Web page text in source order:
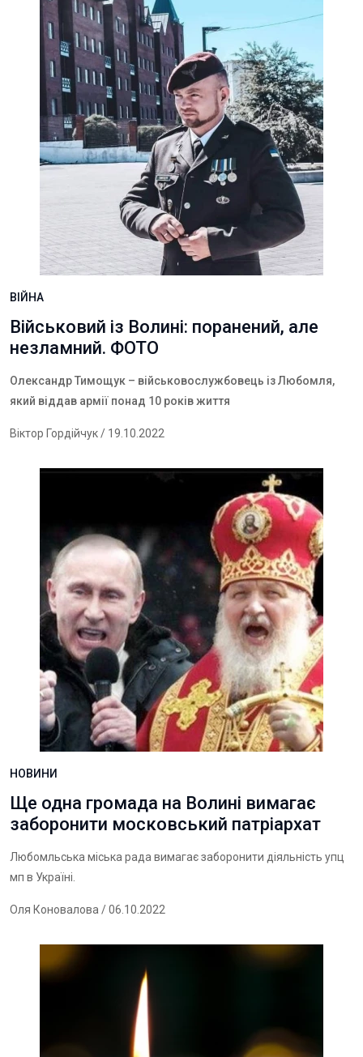
ВІЙНА
Військовий із Волині: поранений, але
незламний. ФОТО
Олександр Тимощук – військовослужбовець із Любомля,
який віддав армії понад 10 років життя
Віктор Гордійчук/ 19.10.2022
НОВИНИ
Ще одна громада на Волині вимагає
заборонити московський патріархат
Любомльська міська рада вимагає заборонити діяльність упц
мп в Україні.
Оля Коновалова / 06.10.2022